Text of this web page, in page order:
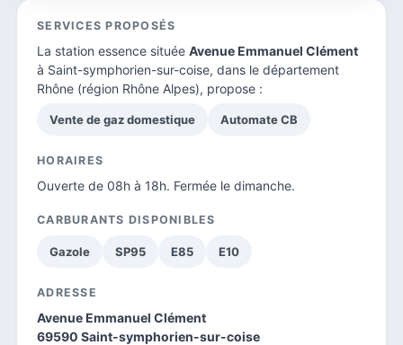
SERVICES PROPOSÉS
La station essence située Avenue Emmanuel Clément
à Saint-symphorien-sur-coise, dans le département
Rhône (région Rhône Alpes), propose :
Vente de gaz domestique Automate CB
HORAIRES
Ouverte de 08h à 18h. Fermée le dimanche.
CARBURANTS DISPONIBLES
Gazole SP95 E85 E10
ADRESSE
Avenue Emmanuel Clément
69590 Saint-symphorien-sur-coise